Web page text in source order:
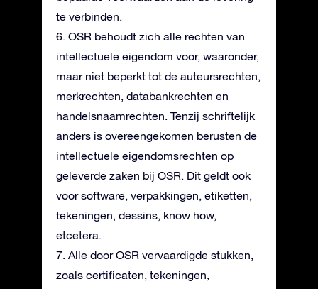
te verbinden.
6. OSR behoudt zich alle rechten van
intellectuele eigendom voor, waaronder,
maar niet beperkt tot de auteursrechten,
merkrechten, databankrechten en
handelsnaamrechten. Tenzij schriftelijk
anders is overeengekomen berusten de
intellectuele eigendomsrechten op
geleverde zaken bij OSR. Dit geldt ook
voor software, verpakkingen, etiketten,
tekeningen, dessins, know how,
etcetera.
7. Alle door OSR vervaardigde stukken,
zoals certificaten, tekeningen,